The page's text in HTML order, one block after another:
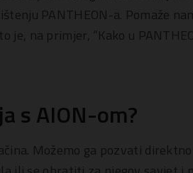
PANTHEON-a. Pomaže
je, na primjer, “Kako u
s AION-om?
Možemo ga pozvati